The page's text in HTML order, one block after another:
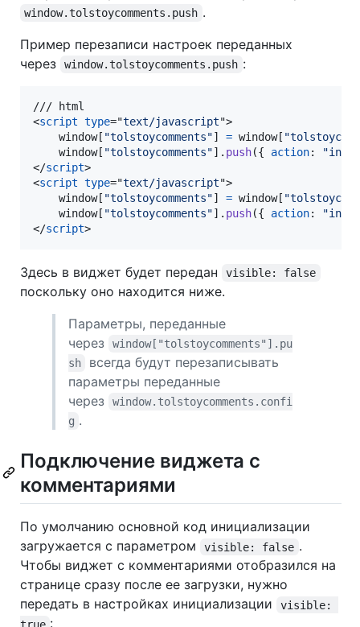
window.tolstoycomments.push .
Пример перезаписи настроек переданных
через
window.tolstoycomments.push :
<script type="text/javascript">
window[ "tolstoycomments"] = window[
window[ "tolstoycomments"] . push({ action:
"init"
</script>
<script type="text/javascript">
window[ "tolstoycomments"] = window[
window[ "tolstoycomments"] . push({ action:
"init"
</script>
Здесь в виджет будет передан visible: false
поскольку оно находится ниже.
Параметры, переданные
через
window["tolstoycomments"].pu
sh
всегда будут перезаписывать
параметры переданные
через
window.tolstoycomments.confi
g .
Подключение виджета с
комментариями
По умолчанию основной код инициализации
загружается с параметром
visible: false .
Чтобы виджет с комментариями отобразился на
странице сразу после ее загрузки, нужно
передать в настройках инициализации
visible:
true :